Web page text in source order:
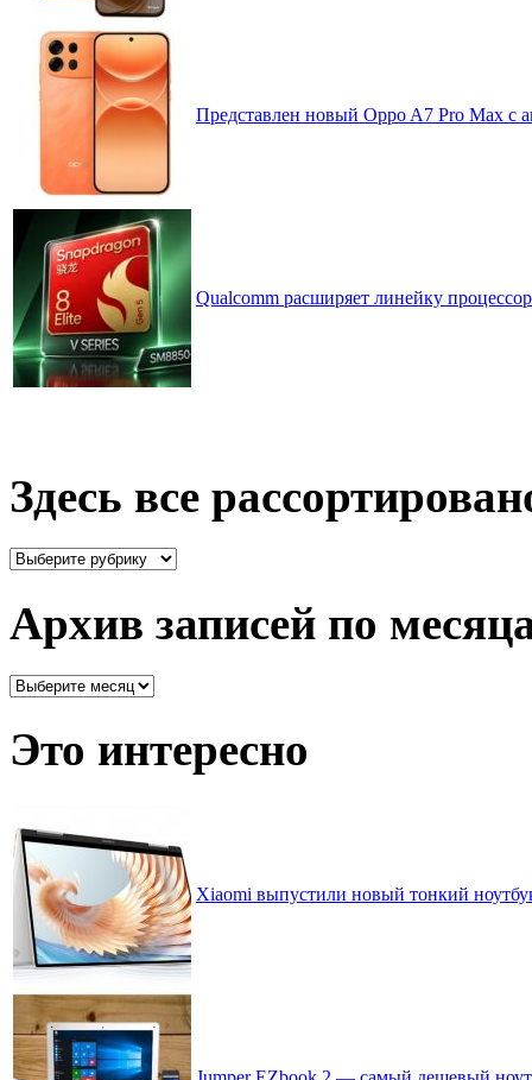
Представлен новый Oppo A7 Pro Max с
Qualcomm расширяет линейку
Здесь все
Здесь
Архив записей по
Архив
месяцам
Это интересно
Xiaomi выпустили новый тонкий